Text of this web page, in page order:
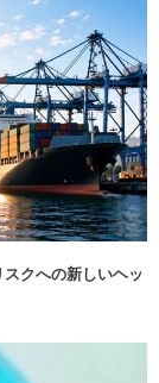
クへの新しいヘッ